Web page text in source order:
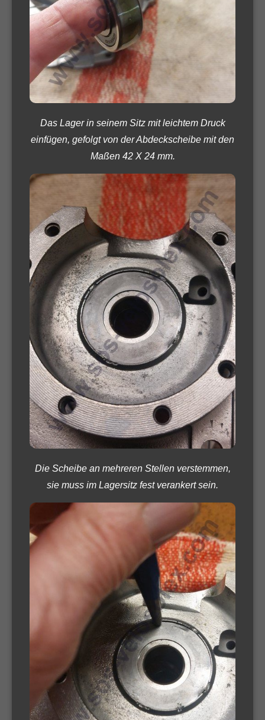
Das Lager in seinem Sitz mit leichtem Druck
einfügen, gefolgt von der Abdeckscheibe mit den
Maßen 42 X 24 mm.
Die Scheibe an mehreren Stellen verstemmen,
sie muss im Lagersitz fest verankert sein.